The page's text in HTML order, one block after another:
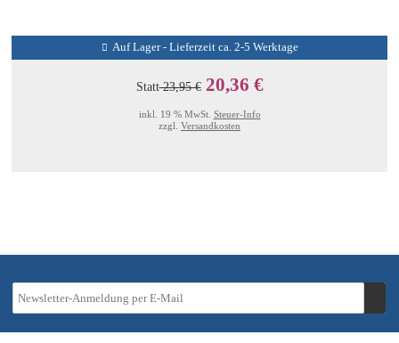
Auf Lager - Lieferzeit ca. 2-5 Werktage
Statt23,95 € 20,36 €
inkl. 19 % MwSt. Steuer-Info
zzgl. Versandkosten